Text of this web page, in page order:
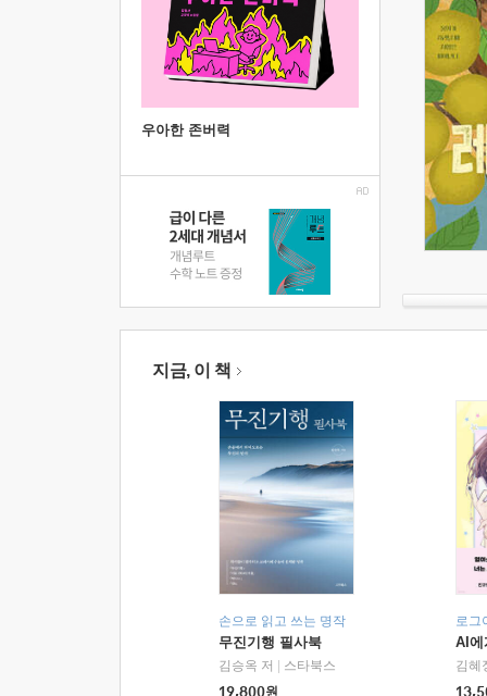
우아한 존버력
지금, 이 책
손으로 읽고 쓰는 명작
무진기행 필사북
김승옥 저
스타북스
19,800원
로그
AI에
김혜